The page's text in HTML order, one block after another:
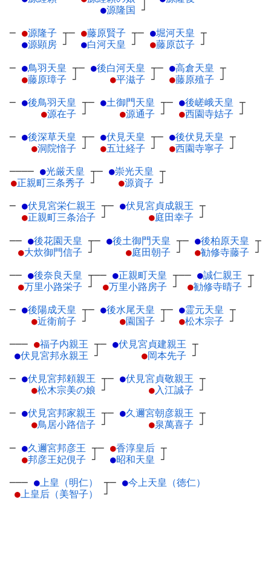
●源隆国 ┘
─ ●源隆子 ┬
●源顕房 ┘
─ ●藤原賢子 ┬
●白河天皇 ┘
─ ●堀河天皇 ┬
●藤原苡子 ┘
─ ●鳥羽天皇 ┬
●藤原璋子 ┘
─ ●後白河天皇 ┬
●平滋子 ┘
─ ●高倉天皇 ┬
●藤原殖子 ┘
─ ●後鳥羽天皇 ┬
●源在子 ┘
─ ●土御門天皇 ┬
●源通子 ┘
─ ●後嵯峨天皇 ┬
●西園寺姞子 ┘
─ ●後深草天皇 ┬
●洞院愔子 ┘
─ ●伏見天皇 ┬
●五辻経子 ┘
─ ●後伏見天皇 ┬
●西園寺寧子 ┘
──── ●光厳天皇 ┬
●正親町三条秀子 ┘
─ ●崇光天皇 ┬
●源資子 ┘
─ ●伏見宮栄仁親王 ┬
●正親町三条治子 ┘
─ ●伏見宮貞成親王 ┬
●庭田幸子 ┘
── ●後花園天皇 ┬
●大炊御門信子 ┘
─ ●後土御門天皇 ┬
●庭田朝子 ┘
─ ●後柏原天皇 ┬
●勧修寺藤子 ┘
── ●後奈良天皇 ┬
●万里小路栄子 ┘
── ●正親町天皇 ┬
●万里小路房子 ┘
── ●誠仁親王 ┬
●勧修寺晴子 ┘
─ ●後陽成天皇 ┬
●近衛前子 ┘
─ ●後水尾天皇 ┬
●園国子 ┘
─ ●霊元天皇 ┬
●松木宗子 ┘
─── ●福子内親王 ┬
●伏見宮邦永親王 ┘
─ ●伏見宮貞建親王 ┬
●岡本先子 ┘
─ ●伏見宮邦頼親王 ┬
●松木宗美の娘 ┘
─ ●伏見宮貞敬親王 ┬
●入江誠子 ┘
─ ●伏見宮邦家親王 ┬
●鳥居小路信子 ┘
─ ●久邇宮朝彦親王 ┬
●泉萬喜子 ┘
─ ●久邇宮邦彦王 ┬
●邦彦王妃俔子 ┘
─ ●香淳皇后 ┬
●昭和天皇 ┘
─── ●上皇（明仁）
┬
●上皇后（美智子） ┘
─ ●今上天皇（徳仁）